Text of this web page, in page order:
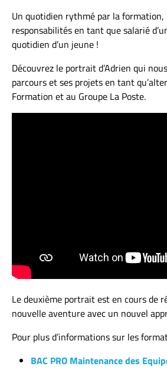
Un quotidien rythmé par la formation,
responsabilités en tant que salarié
quotidien d’un jeune !
Découvrez le portrait d’Adrien qui
parcours et ses projets en tant
Formation et au Groupe La Poste.
Le deuxième portrait est en cours de
nouvelle aventure avec un nouvel
Pour plus d’informations sur les
BAC PRO Maintenance des